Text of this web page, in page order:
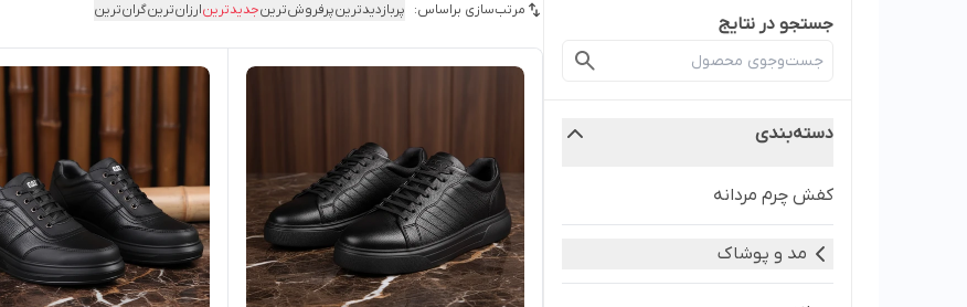
جستجو در نتایج
دسته‌بندی
کفش چرم مردانه
مد و پوشاک
مرتب‌سازی براساس: پربازدیدترینپرفروش‌ترینجدیدترینارزان‌ترینگران‌ترین